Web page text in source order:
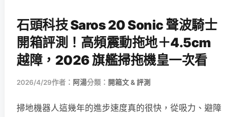
石頭科技 Saros 20 Sonic 聲波騎士
開箱評測！高頻震動拖地＋4.5cm
越障，2026 旗艦掃拖機皇一次看
2026/4/29作者： 阿湯分類： 開箱文 & 評測
掃地機器人這幾年的進步速度真的很快，從吸力、避障